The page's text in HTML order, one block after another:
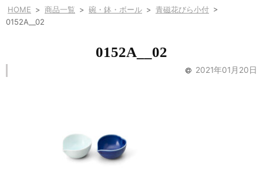
ホーム
HOME
エマシリーズ
HOME > 商品一覧 > 碗・鉢・ボール > 青磁花びら小付 >
0152A__02
0152A__02
2021年01月20日